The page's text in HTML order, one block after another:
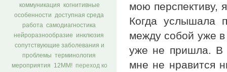
коммуникация когнитивные
особенности доступная среда
работа самодиагностика
нейроразнообразие инклюзия
сопутствующие заболевания и
проблемы терминология
мероприятия 12ММ! переход ко
мою перспективу,
Когда услышала
между собой уже
уже не пришла. В
мне не нравится